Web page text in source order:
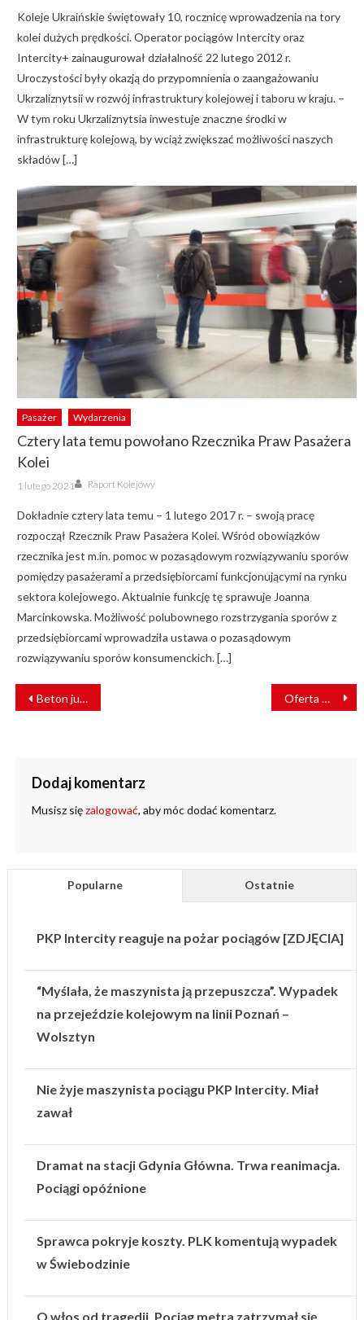
Koleje Ukraińskie świętowały 10, rocznicę wprowadzenia na tory
kolei dużych prędkości. Operator pociągów Intercity oraz
Intercity+ zainaugurował działalność 22 lutego 2012 r.
Uroczystości były okazją do przypomnienia o zaangażowaniu
Ukrzaliznytsii w rozwój infrastruktury kolejowej i taboru w kraju. –
W tym roku Ukrzaliznytsia inwestuje znaczne środki w
infrastrukturę kolejową, by wciąż zwiększać możliwości naszych
składów […]
Pasażer Wydarzenia
Cztery lata temu powołano Rzecznika Praw Pasażera
Kolei
Posted
on
1 lutego 2021 Author
Raport Kolejowy
Dokładnie cztery lata temu – 1 lutego 2017 r. – swoją pracę
rozpoczął Rzecznik Praw Pasażera Kolei. Wśród obowiązków
rzecznika jest m.in. pomoc w pozasądowym rozwiązywaniu sporów
pomiędzy pasażerami a przedsiębiorcami funkcjonującymi na rynku
sektora kolejowego. Aktualnie funkcję tę sprawuje Joanna
Marcinkowska. Możliwość polubownego rozstrzygania sporów z
przedsiębiorcami wprowadziła ustawa o pozasądowym
rozwiązywaniu sporów konsumenckich. […]
NAWIGACJA
WPISU
Beton już wylany. Tak postępują prace przy budowie drugiej linii warszawskiego metra Oferta Wspólny Bilet coraz bardziej popularna
Dodaj komentarz
Musisz sięzalogować, aby móc dodać komentarz.
Popularne Ostatnie
PKP Intercity reaguje na pożar pociągów [ZDJĘCIA]
“Myślała, że maszynista ją przepuszcza”. Wypadek
na przejeździe kolejowym na linii Poznań –
Wolsztyn
Nie żyje maszynista pociągu PKP Intercity. Miał
zawał
Dramat na stacji Gdynia Główna. Trwa reanimacja.
Pociągi opóźnione
Sprawca pokryje koszty. PLK komentują wypadek
w Świebodzinie
O włos od tragedii. Pociąg metra zatrzymał się